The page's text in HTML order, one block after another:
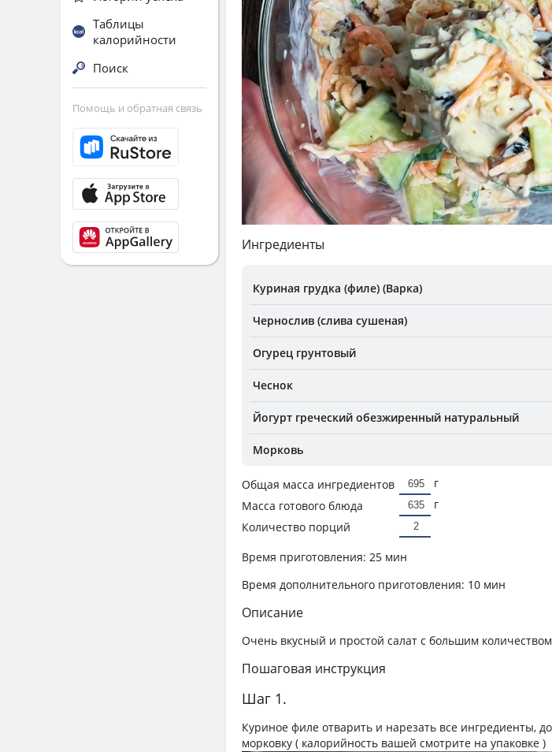
Ингредиенты
Куриная грудка (филе) (Варка)
Чернослив (слива сушеная)
Огурец грунтовый
Чеснок
Йогурт греческий обезжиренный натуральный
Морковь
Общая масса ингредиентов
г
Масса готового блюда
г
Количество порций
Время приготовления: 25 мин
Время дополнительного приготовления: 10 мин
Описание
Очень вкусный и простой салат с большим
Пошаговая инструкция
Шаг 1.
Куриное филе отварить и нарезать все ингредиенты,
морковку ( калорийность вашей смотрите на упаковке )
Таблицы
калорийности
Поиск
Помощь и обратная связь